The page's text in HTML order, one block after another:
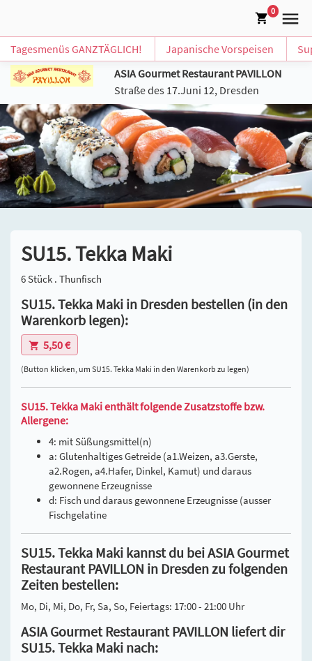
0
Tagesmenüs GANZTÄGLICH! Japanische Vorspeisen
ASIA Gourmet Restaurant PAVILLON
Straße des 17.Juni 12, Dresden
SU15. Tekka Maki
6 Stück . Thunfisch
SU15. Tekka Maki in Dresden bestellen (in den
Warenkorb legen):
5,50 €
(Button klicken, um SU15. Tekka Maki in den Warenkorb zu legen)
SU15. Tekka Maki enthält folgende Zusatzstoffe bzw.
Allergene:
4: mit Süßungsmittel(n)
a: Glutenhaltiges Getreide (a1.Weizen, a3.Gerste,
a2.Rogen, a4.Hafer, Dinkel, Kamut) und daraus
gewonnene Erzeugnisse
d: Fisch und daraus gewonnene Erzeugnisse (ausser
Fischgelatine
SU15. Tekka Maki kannst du bei ASIA Gourmet
Restaurant PAVILLON in Dresden zu folgenden
Zeiten bestellen:
Mo, Di, Mi, Do, Fr, Sa, So, Feiertags: 17:00 - 21:00 Uhr
ASIA Gourmet Restaurant PAVILLON liefert dir
SU15. Tekka Maki nach: